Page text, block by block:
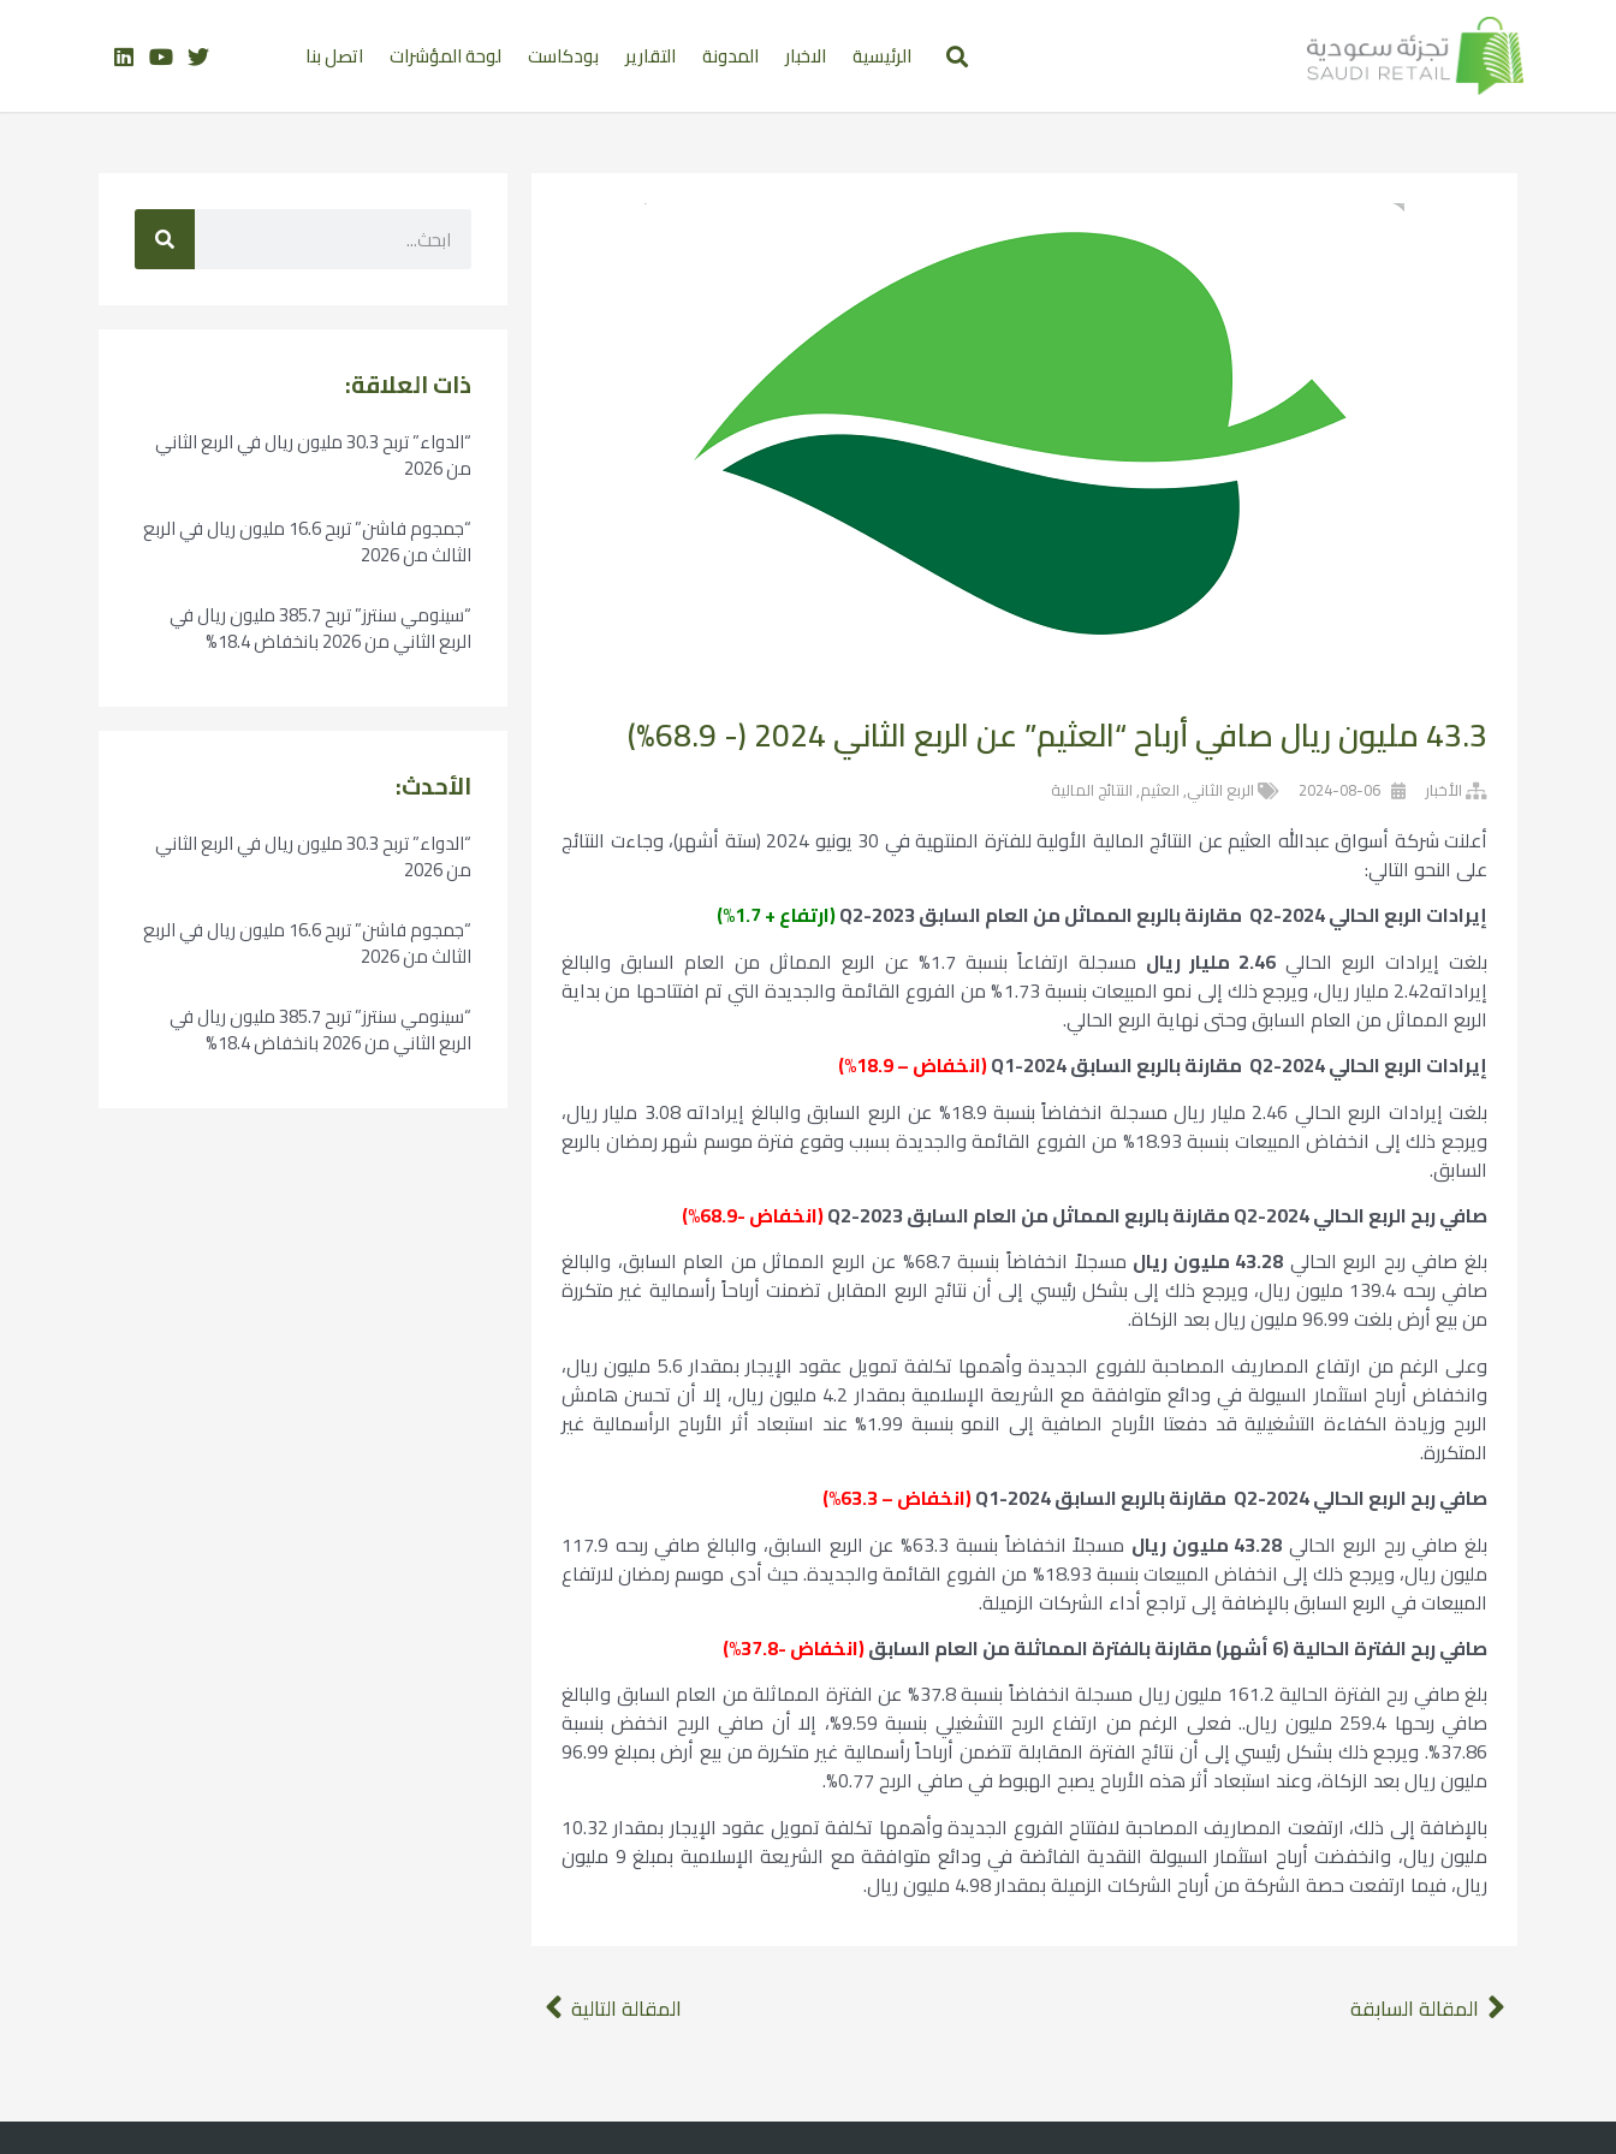
الرئيسية الاخبار المدونة التقارير بودكاست لوحة المؤشرات اتصل بنا
43.3 مليون ريال صافي أرباح “العثيم” عن الربع الثاني 2024 (- 68.9%)
الأخبار 2024-08-06 الربع الثاني,العثيم,النتائج المالية
أعلنت شركة أسواق عبدالله العثيم عن النتائج المالية الأولية للفترة المنتهية في 30 يونيو 2024 (ستة أشهر)، وجاءت النتائج
على النحو التالي:
إيرادات الربع الحاليQ2-2024 مقارنة بالربع المماثل من العام السابقQ2-2023(ارتفاع + 1.7%)
بلغت إيرادات الربع الحالي 2.46 مليار ريال
مسجلة ارتفاعاً بنسبة 1.7% عن الربع المماثل من العام السابق والبالغ
إيراداته2.42 مليار ريال، ويرجع ذلك إلى نمو المبيعات بنسبة 1.73% من الفروع القائمة والجديدة التي تم افتتاحها من بداية
الربع المماثل من العام السابق وحتى نهاية الربع الحالي.
إيرادات الربع الحاليQ2-2024 مقارنة بالربع السابقQ1-2024(انخفاض – 18.9%)
بلغت إيرادات الربع الحالي 2.46 مليار ريال مسجلة انخفاضاً بنسبة 18.9% عن الربع السابق والبالغ إيراداته 3.08 مليار ريال،
ويرجع ذلك إلى انخفاض المبيعات بنسبة 18.93% من الفروع القائمة والجديدة بسبب وقوع فترة موسم شهر رمضان بالربع
السابق.
صافي ربح الربع الحاليQ2-2024مقارنة بالربع المماثل من العام السابقQ2-2023(انخفاض -68.9%)
بلغ صافي ربح الربع الحالي 43.28 مليون ريال
مسجلاً انخفاضاً بنسبة 68.7% عن الربع المماثل من العام السابق، والبالغ
صافي ربحه 139.4 مليون ريال، ويرجع ذلك إلى بشكل رئيسي إلى أن نتائج الربع المقابل تضمنت أرباحاً رأسمالية غير متكررة
من بيع أرض بلغت 96.99 مليون ريال بعد الزكاة.
وعلى الرغم من ارتفاع المصاريف المصاحبة للفروع الجديدة وأهمها تكلفة تمويل عقود الإيجار بمقدار 5.6 مليون ريال،
وانخفاض أرباح استثمار السيولة في ودائع متوافقة مع الشريعة الإسلامية بمقدار 4.2 مليون ريال، إلا أن تحسن هامش
الربح وزيادة الكفاءة التشغيلية قد دفعتا الأرباح الصافية إلى النمو بنسبة 1.99% عند استبعاد أثر الأرباح الرأسمالية غير
المتكررة.
صافي ربح الربع الحاليQ2-2024 مقارنة بالربع السابقQ1-2024(انخفاض – 63.3%)
بلغ صافي ربح الربع الحالي 43.28 مليون ريال
مسجلاً انخفاضاً بنسبة 63.3% عن الربع السابق، والبالغ صافي ربحه 117.9
مليون ريال، ويرجع ذلك إلى انخفاض المبيعات بنسبة 18.93% من الفروع القائمة والجديدة. حيث أدى موسم رمضان لارتفاع
المبيعات في الربع السابق بالإضافة إلى تراجع أداء الشركات الزميلة.
صافي ربح الفترة الحالية (6 أشهر) مقارنة بالفترة المماثلة من العام السابق
(انخفاض -37.8%)
بلغ صافي ربح الفترة الحالية 161.2 مليون ريال مسجلة انخفاضاً بنسبة 37.8% عن الفترة المماثلة من العام السابق والبالغ
صافي ربحها 259.4 مليون ريال.. فعلى الرغم من ارتفاع الربح التشغيلي بنسبة 9.59%، إلا أن صافي الربح انخفض بنسبة
37.86%. ويرجع ذلك بشكل رئيسي إلى أن نتائج الفترة المقابلة تتضمن أرباحاً رأسمالية غير متكررة من بيع أرض بمبلغ 96.99
مليون ريال بعد الزكاة، وعند استبعاد أثر هذه الأرباح يصبح الهبوط في صافي الربح 0.77%.
بالإضافة إلى ذلك، ارتفعت المصاريف المصاحبة لافتتاح الفروع الجديدة وأهمها تكلفة تمويل عقود الإيجار بمقدار 10.32
مليون ريال، وانخفضت أرباح استثمار السيولة النقدية الفائضة في ودائع متوافقة مع الشريعة الإسلامية بمبلغ 9 مليون
ريال، فيما ارتفعت حصة الشركة من أرباح الشركات الزميلة بمقدار 4.98 مليون ريال.
المقالة السابقة المقالة التالية
ذات العلاقة:
“الدواء” تربح 30.3 مليون ريال في الربع الثاني
من 2026
“جمجوم فاشن” تربح 16.6 مليون ريال في الربع
الثالث من 2026
“سينومي سنترز” تربح 385.7 مليون ريال في
الربع الثاني من 2026 بانخفاض 18.4%
الأحدث:
“الدواء” تربح 30.3 مليون ريال في الربع الثاني
من 2026
“جمجوم فاشن” تربح 16.6 مليون ريال في الربع
الثالث من 2026
“سينومي سنترز” تربح 385.7 مليون ريال في
الربع الثاني من 2026 بانخفاض 18.4%